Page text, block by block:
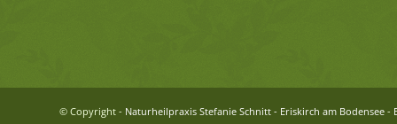
© Copyright - Naturheilpraxis Stefanie Schnitt - Eriskirch am Bodensee -